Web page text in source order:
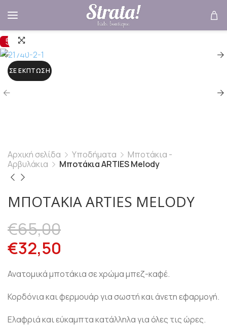
50%
ΣΕ ΈΚΠΤΩΣΗ
Αρχική σελίδα Υποδήματα
Μποτάκια -
Αρβυλάκια
Μποτάκια ARTIES Melody
ΜΠΟΤΆΚΙΑ ARTIES MELODY
€65,00
€32,50
Ανατομικά μποτάκια σε χρώμα μπεζ-καφέ.
Κορδόνια και φερμουάρ για σωστή και άνετη εφαρμογή.
Ελαφριά και εύκαμπτα κατάλληλα για όλες τις ώρες.